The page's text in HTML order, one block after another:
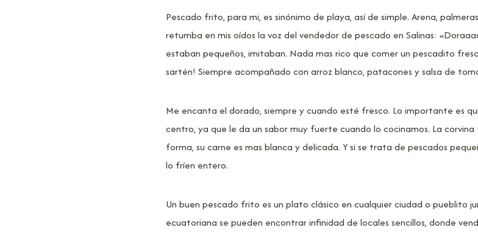
Pescado frito, para mi, es sinónimo de playa, así de simple. Arena,
retumba en mis oídos la voz del vendedor de pescado en Salinas:
estaban pequeños, imitaban. Nada mas rico que comer un pescadito
sartén! Siempre acompañado con arroz blanco, patacones y salsa de
Me encanta el dorado, siempre y cuando esté fresco. Lo importante es
centro, ya que le da un sabor muy fuerte cuando lo cocinamos. La
forma, su carne es mas blanca y delicada. Y si se trata de pescados
lo fríen entero.
Un buen pescado frito es un plato clásico en cualquier ciudad o pueblito
ecuatoriana se pueden encontrar infinidad de locales sencillos, donde